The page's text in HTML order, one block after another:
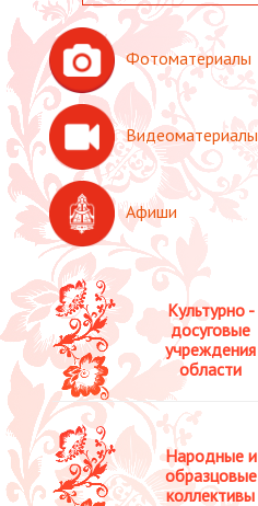
Культурно -
досуговые
учреждения
области
Народные и
образцовые
коллективы
Фотоматериалы
Видеоматериалы
Афиши